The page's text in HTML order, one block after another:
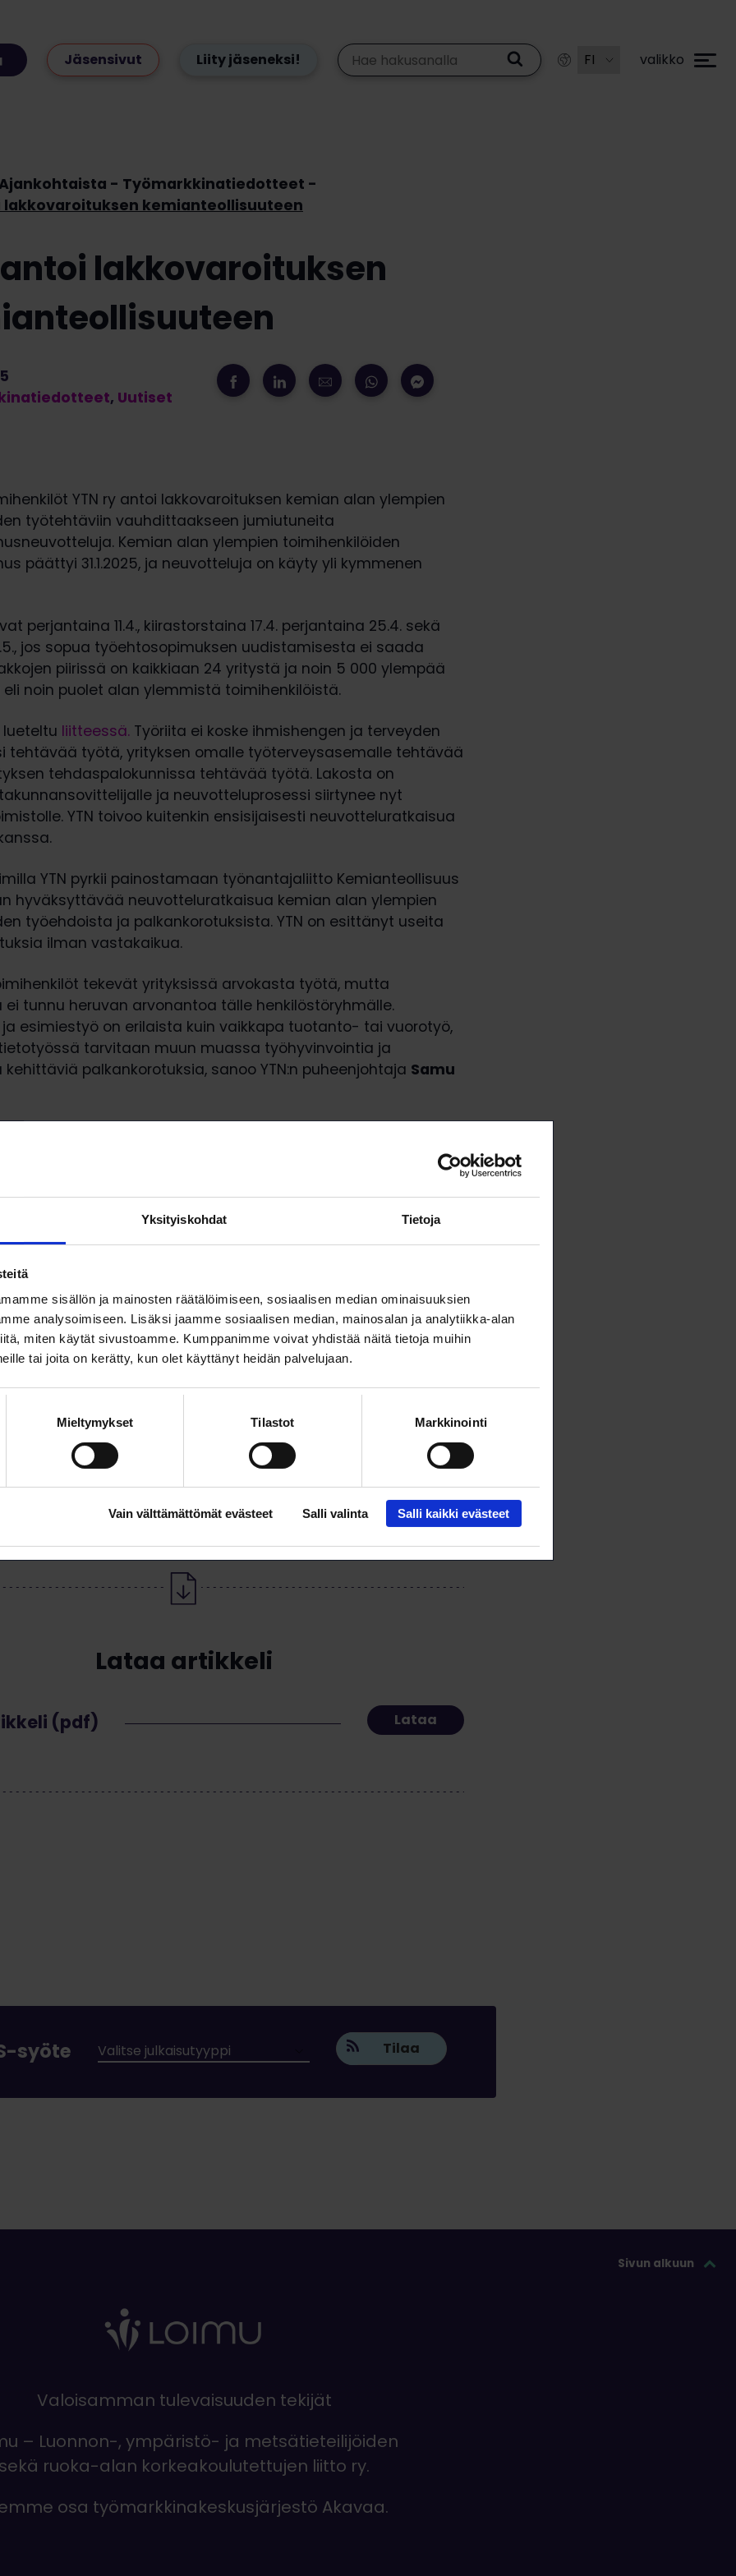
Yksityiskohdat Tietoja
sisällön ja mainosten räätälöimiseen, sosiaalisen median ominaisuuksien
analysoimiseen. Lisäksi jaamme sosiaalisen median, mainosalan ja analytiikka-alan
miten käytät sivustoamme. Kumppanimme voivat yhdistää näitä tietoja muihin
tai joita on kerätty, kun olet käyttänyt heidän palvelujaan.
Mieltymykset Tilastot Markkinointi
Vain välttämättömät evästeet Salli valinta Salli kaikki evästeet
Jäsensivut Liity jäseneksi! valikko
Työmarkkinatiedotteet
lakkovaroituksen kemianteollisuuteen
antoi lakkovaroituksen
, Uutiset
YTN ry antoi lakkovaroituksen kemian alan ylempien
työtehtäviin vauhdittaakseen jumiutuneita
Kemian alan ylempien toimihenkilöiden
päättyi 31.1.2025, ja neuvotteluja on käyty yli kymmenen
perjantaina 11.4., kiirastorstaina 17.4. perjantaina 25.4. sekä
jos sopua työehtosopimuksen uudistamisesta ei saada
piirissä on kaikkiaan 24 yritystä ja noin 5 000 ylempää
noin puolet alan ylemmistä toimihenkilöistä.
lueteltu liitteessä. Työriita ei koske ihmishengen ja terveyden
tehtävää työtä, yrityksen omalle työterveysasemalle tehtävää
tehdaspalokunnissa tehtävää työtä. Lakosta on
ja neuvotteluprosessi siirtynee nyt
YTN toivoo kuitenkin ensisijaisesti neuvotteluratkaisua
YTN pyrkii painostamaan työnantajaliitto Kemianteollisuus
hyväksyttävää neuvotteluratkaisua kemian alan ylempien
työehdoista ja palkankorotuksista. YTN on esittänyt useita
ilman vastakaikua.
tekevät yrityksissä arvokasta työtä, mutta
tunnu heruvan arvonantoa tälle henkilöstöryhmälle.
esimiestyö on erilaista kuin vaikkapa tuotanto- tai vuorotyö,
tarvitaan muun muassa työhyvinvointia ja
palkankorotuksia, sanoo YTN:n puheenjohtaja Samu
Päinvastoin kehittämällä heidän hyvinvointiaan he pystyvät
uusien innovaatioiden kehittämiseen ja parantamaan koko
menestystä, sanoo YTN:n varapuheenjohtaja
antaa:
ja
09 6226 8516, 050 5937 558
aaro.riitakorpi@loimu.fi
Lataa artikkeli
(pdf)
syöte Tilaa
Sivun alkuun
Valoisamman tulevaisuuden tekijät
– Luonnon-, ympäristö- ja metsätieteilijöiden
sekä ruoka-alan korkeakoulutettujen liitto ry.
osa työmarkkinakeskusjärjestö Akavaa.